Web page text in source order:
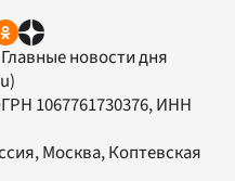
новости дня
1067761730376, ИНН
Москва, Коптевская